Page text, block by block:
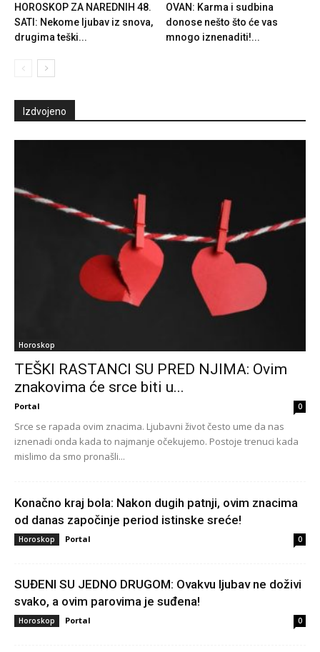
HOROSKOP ZA NAREDNIH 48.
SATI: Nekome ljubav iz snova,
drugima teški...
OVAN: Karma i sudbina
donose nešto što će vas
mnogo iznenaditi!...
Izdvojeno
Horoskop
TEŠKI RASTANCI SU PRED NJIMA: Ovim
znakovima će srce biti u...
Portal 0
Srce se rapada ovim znacima. Ljubavni život često ume da nas
iznenadi onda kada to najmanje očekujemo. Postoje trenuci kada
mislimo da smo pronašli...
Konačno kraj bola: Nakon dugih patnji, ovim znacima
od danas započinje period istinske sreće!
Horoskop Portal 0
SUĐENI SU JEDNO DRUGOM: Ovakvu ljubav ne doživi
svako, a ovim parovima je suđena!
Horoskop Portal 0